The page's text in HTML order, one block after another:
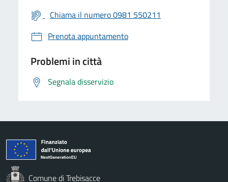
Chiama il numero 0981 550211
Prenota appuntamento
Problemi in città
Segnala disservizio
Comune di Trebisacce